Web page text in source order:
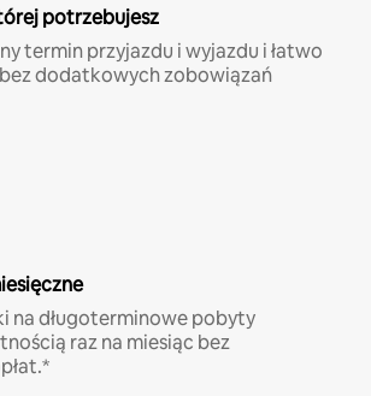
potrzebujesz
termin przyjazdu i wyjazdu i łatwo
dodatkowych zobowiązań
na długoterminowe pobyty
raz na miesiąc bez